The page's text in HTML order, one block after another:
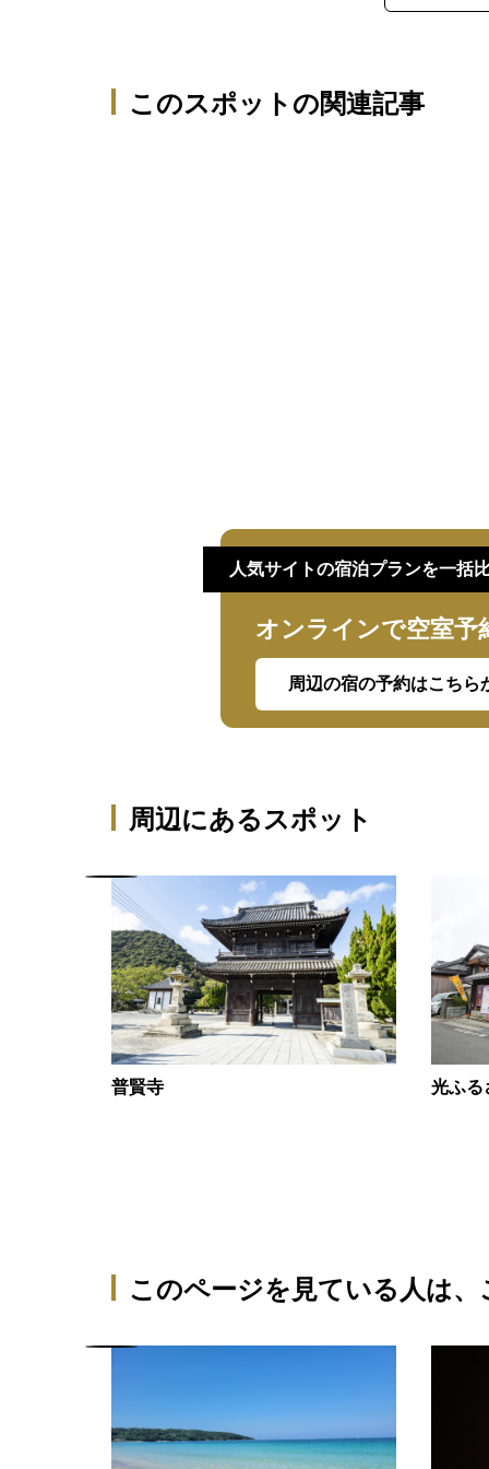
このスポットの関連記事
人気サイトの宿泊プランを一括
オンラインで空室予
周辺の宿の予約はこちら
周辺にあるスポット
普賢寺 光ふる
このページを見ている人は、